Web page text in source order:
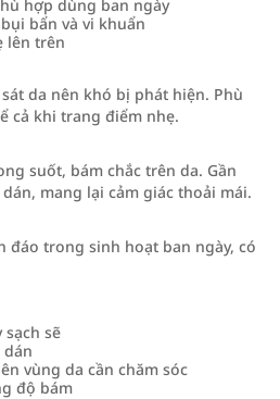
hợp dùng ban ngày
bẩn và vi khuẩn
lên trên
da nên khó bị phát hiện. Phù
cả khi trang điểm nhẹ.
suốt, bám chắc trên da. Gần
mang lại cảm giác thoải mái.
đáo trong sinh hoạt ban ngày, có
sạch sẽ
vùng da cần chăm sóc
độ bám